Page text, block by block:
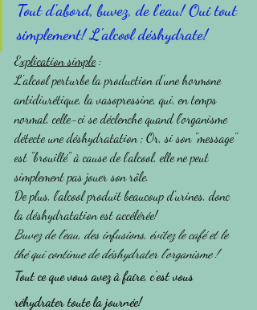
Tout d'abord, buvez, de l'eau! Oui tout
simplement! L'alcool déshydrate!
Explication simple :
L'alcool perturbe la production d'une hormone
antidiurétique, la vasopressine, qui, en temps
normal, celle-ci se déclenche quand l'organisme
détecte une déshydratation ; Or, si son "message"
est "brouillé" à cause de l'alcool, elle ne peut
simplement pas jouer son rôle.
De plus, l'alcool produit beaucoup d'urines, donc
la déshydratation est accélérée!
Buvez de l'eau, des infusions, évitez le café et le
thé qui continue de déshydrater l'organisme !
Tout ce que vous avez à faire, c'est vous
réhydrater toute la journée!